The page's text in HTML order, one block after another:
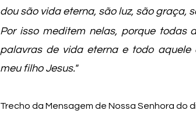
dou são vida eterna, são luz, são graça,
Por isso meditem nelas, porque todas
palavras de vida eterna e todo
meu filho Jesus."
Trecho da Mensagem de Nossa Senhora do